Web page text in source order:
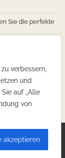
verbessern,
und
auf „Alle
von
akzeptieren
Sie die perfekte
nach
traditionelle
|